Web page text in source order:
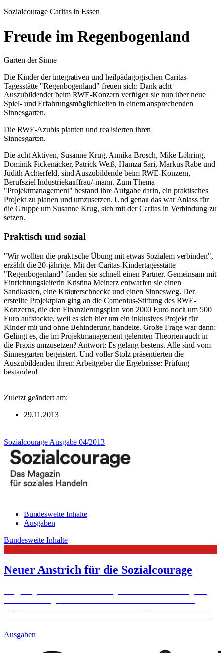
Sozialcourage Caritas in Essen
Freude im Regenbogenland
Garten der Sinne
Die Kinder der integrativen und heilpädagogischen Caritas-
Tagesstätte "Regenbogenland" freuen sich: Dank acht
Auszubildender beim RWE-Konzern verfügen sie nun über neue
Spiel- und Erfahrungsmöglichkeiten in einem ansprechenden
Sinnesgarten.
Die RWE-Azubis planten und realisierten ihren
Sinnesgarten.
Die acht Aktiven, Susanne Krug, Annika Brosch, Mike Löhring,
Dominik Pickenäcker, Patrick Weiß, Hamza Sari, Markus Rabe und
Judith Achterfeld, sind Auszubildende beim RWE-Konzern,
Berufsziel Industriekauffrau/-mann. Zum Thema
"Projektmanagement" bestand ihre Aufgabe darin, ein praktisches
Projekt zu planen und umzusetzen. Und genau das war Anlass für
die Gruppe um Susanne Krug, sich mit der Caritas in Verbindung zu
setzen.
Praktisch und sozial
"Wir wollten die praktische Übung mit etwas Sozialem verbinden",
erzählt die 20-jährige. Mit der Caritas-Kindertagesstätte
"Regenbogenland" fanden sie schnell einen Partner. Gemeinsam mit
Einrichtungsleiterin Kristina Meinerz entwarfen sie einen
Sandkasten, eine Kräuterschnecke und einen Sinnesweg. Der
erstellte Projektplan ging an die Comenius-Stiftung des RWE-
Konzerns, die den Finanzierungsplan von 2000 Euro noch um 500
Euro aufstockte, weil es sich hier um ein inklusives Projekt für
Kinder mit und ohne Behinderung handelte. Große Frage war dann:
Gelingt es, die im Projektmanagement gelernten Theorien auch in
die Praxis umzusetzen? Antwort: Es gelang bestens. Alle sind vom
Sinnesgarten begeistert. Und voller Stolz präsentierten die
Auszubildenden ihrem Arbeitgeber die Ergebnisse: Prüfung
bestanden!
Zuletzt geändert am:
29.11.2013
Sozialcourage Ausgabe 04/2013
Bundesweite Inhalte
Ausgaben
Bundesweite Inhalte
Neuer Anstrich für die Sozialcourage
Ausgaben